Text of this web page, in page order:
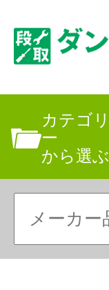
カテゴリ
ー
から選ぶ